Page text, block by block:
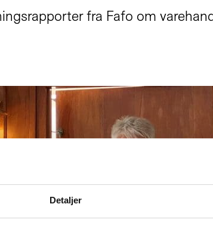
Detaljer
fra Fafo om